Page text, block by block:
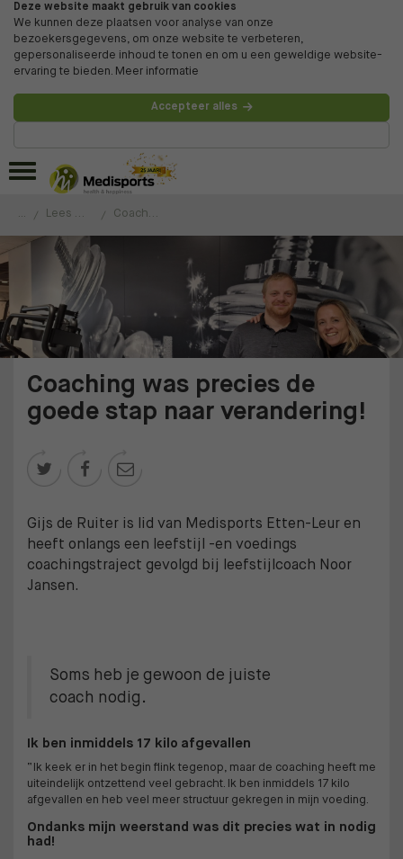
Deze website maakt gebruik van cookies
We kunnen deze plaatsen voor analyse van onze
bezoekersgegevens, om onze website te verbeteren,
gepersonaliseerde inhoud te tonen en om u een geweldige website-
ervaring te bieden. Meer informatie
Accepteer alles
... Lees de ervaringen van onze klanten Coaching was precies de goede stap naar verandering!
Coaching was precies de
goede stap naar verandering!
  
Gijs de Ruiter is lid van Medisports Etten-Leur en
heeft onlangs een leefstijl -en voedings
coachingstraject gevolgd bij leefstijlcoach Noor
Jansen.
Soms heb je gewoon de juiste
coach nodig.
Ik ben inmiddels 17 kilo afgevallen
“Ik keek er in het begin flink tegenop, maar de coaching heeft me
uiteindelijk ontzettend veel gebracht. Ik ben inmiddels 17 kilo
afgevallen en heb veel meer structuur gekregen in mijn voeding.
Ondanks mijn weerstand was dit precies wat in nodig
had!